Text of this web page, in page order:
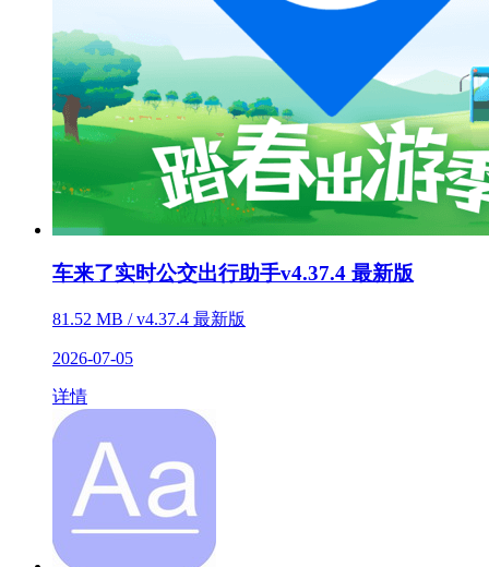
车来了实时公交出行助手v4.37.4 最新版
81.52 MB / v4.37.4 最新版
2026-07-05
详情